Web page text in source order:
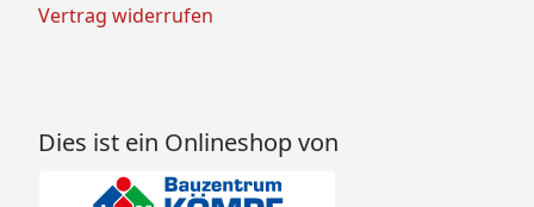
Vertrag widerrufen
Dies ist ein Onlineshop von